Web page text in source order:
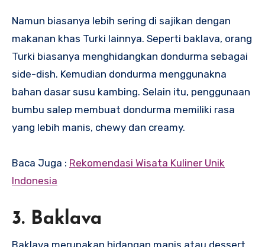
Namun biasanya lebih sering di sajikan dengan
makanan khas Turki lainnya. Seperti baklava, orang
Turki biasanya menghidangkan dondurma sebagai
side-dish. Kemudian dondurma menggunakna
bahan dasar susu kambing. Selain itu, penggunaan
bumbu salep membuat dondurma memiliki rasa
yang lebih manis, chewy dan creamy.
Baca Juga : Rekomendasi Wisata Kuliner Unik
Indonesia
3. Baklava
Baklava merupakan hidangan manis atau dessert